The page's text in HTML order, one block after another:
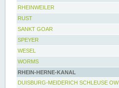
RHEINWEILER
RUST
SANKT GOAR
SPEYER
WESEL
WORMS
RHEIN-HERNE-KANAL
DUISBURG-MEIDERICH SCHLEUSE OW